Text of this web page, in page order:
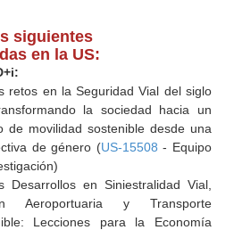
siguientes
en la US:
retos en la Seguridad Vial del siglo
la sociedad hacia un
de movilidad sostenible desde una
de género (US-15508 - Equipo
Desarrollos en Siniestralidad Vial,
Aeroportuaria y Transporte
Lecciones para la Economía